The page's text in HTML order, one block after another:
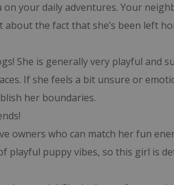
your daily adventures. Your
about the fact that she’s been left
She is generally very playful and
If she feels a bit unsure or
her boundaries.
owners who can match her fun
playful puppy vibes, so this girl is